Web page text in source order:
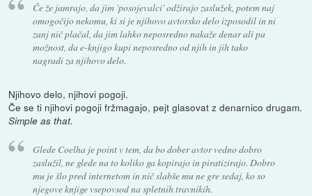
Če že jamrajo, da jim 'posojevalci' odžirajo zaslužek, potem naj
omogočijo nekomu, ki si je njihovo avtorsko delo izposodil in ni
zanj nič plačal, da jim lahko neposredno nakaže denar ali pa
možnost, da e-knjigo kupi neposredno od njih in jih tako
nagradi za njihovo delo.
Njihovo delo, njihovi pogoji.
Če se ti njihovi pogoji fržmagajo, pejt glasovat z denarnico drugam.
Simple as that.
Glede Coelha je point v tem, da bo dober avtor vedno dobro
zaslužil, ne glede na to koliko ga kopirajo in piratizirajo. Dobro
mu je šlo pred internetom in nič slabše mu ne gre sedaj, ko so
njegove knjige vsepovsod na spletnih travnikih.